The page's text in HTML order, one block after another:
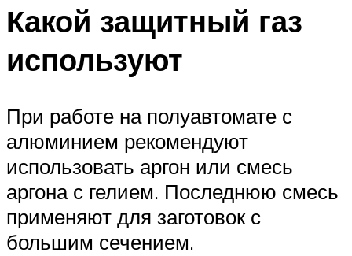
Какой защитный газ
используют
При работе на полуавтомате с
алюминием рекомендуют
использовать аргон или смесь
аргона с гелием. Последнюю смесь
применяют для заготовок с
большим сечением.